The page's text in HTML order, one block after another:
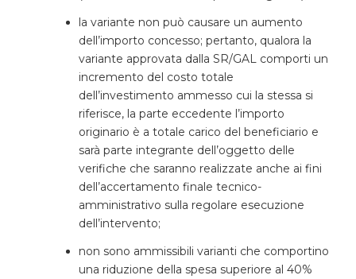
la variante non può causare un aumento
dell’importo concesso; pertanto, qualora la
variante approvata dalla SR/GAL comporti un
incremento del costo totale
dell’investimento ammesso cui la stessa si
riferisce, la parte eccedente l’importo
originario è a totale carico del beneficiario e
sarà parte integrante dell’oggetto delle
verifiche che saranno realizzate anche ai fini
dell’accertamento finale tecnico-
amministrativo sulla regolare esecuzione
dell’intervento;
non sono ammissibili varianti che comportino
una riduzione della spesa superiore al 40%